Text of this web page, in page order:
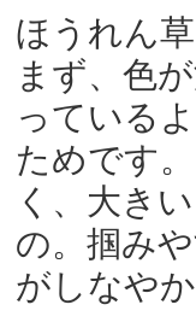
ほうれん
まず、色
っている
ためです
く、大き
の。掴み
がしなや